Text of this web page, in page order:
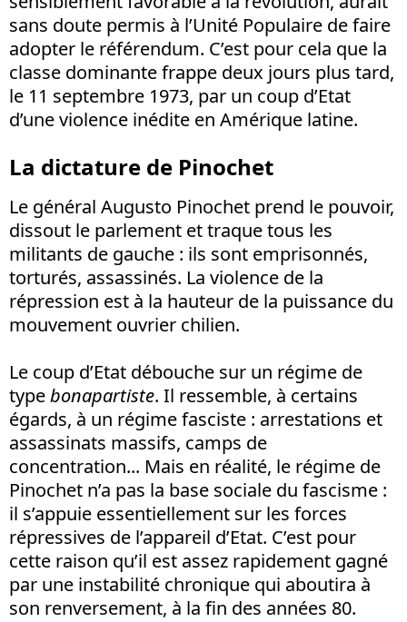
sans doute permis à l’Unité Populaire de faire
adopter le référendum. C’est pour cela que la
classe dominante frappe deux jours plus tard,
le 11 septembre 1973, par un coup d’Etat
d’une violence inédite en Amérique latine.
La dictature de Pinochet
Le général Augusto Pinochet prend le pouvoir,
dissout le parlement et traque tous les
militants de gauche : ils sont emprisonnés,
torturés, assassinés. La violence de la
répression est à la hauteur de la puissance du
mouvement ouvrier chilien.
Le coup d’Etat débouche sur un régime de
typebonapartiste. Il ressemble, à certains
égards, à un régime fasciste : arrestations et
assassinats massifs, camps de
concentration... Mais en réalité, le régime de
Pinochet n’a pas la base sociale du fascisme :
il s’appuie essentiellement sur les forces
répressives de l’appareil d’Etat. C’est pour
cette raison qu’il est assez rapidement gagné
par une instabilité chronique qui aboutira à
son renversement, à la fin des années 80.